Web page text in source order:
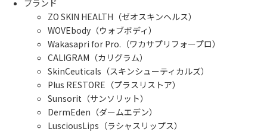
ブランド
ZO SKIN HEALTH（ゼオスキンヘルス）
WOVEbody（ウォブボディ）
Wakasapri for Pro.（ワカサプリフォープロ）
CALIGRAM（カリグラム）
SkinCeuticals（スキンシューティカルズ）
Plus RESTORE（プラスリストア）
Sunsorit（サンソリット）
DermEden（ダームエデン）
LusciousLips（ラシャスリップス）